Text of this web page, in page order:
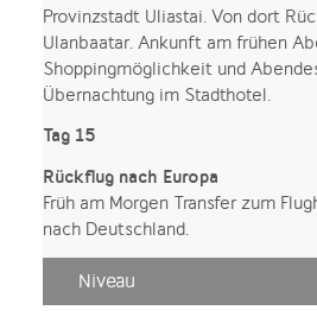
Provinzstadt Uliastai. Von dort
Ulanbaatar. Ankunft am frühen
Shoppingmöglichkeit und
Übernachtung im Stadthotel.
Tag 15
Rückflug nach Europa
Früh am Morgen Transfer zum
nach Deutschland.
Niveau